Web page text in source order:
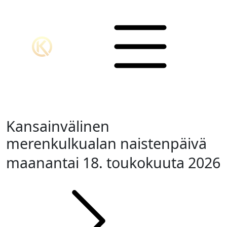
Kansainvälinen
merenkulkualan naistenpäivä
maanantai 18. toukokuuta 2026